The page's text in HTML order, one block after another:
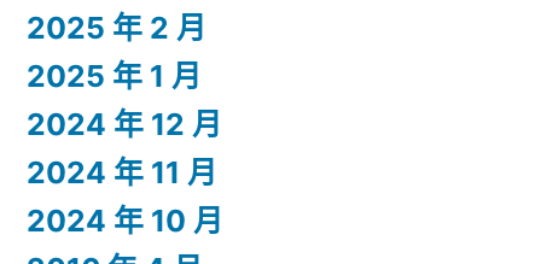
2025 年 2 月
2025 年 1 月
2024 年 12 月
2024 年 11 月
2024 年 10 月